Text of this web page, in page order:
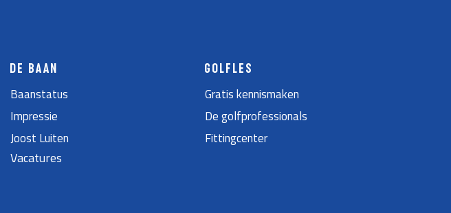
DE BAAN
Baanstatus
Impressie
Joost Luiten
Vacatures
GOLFLES
Gratis kennismaken
De golfprofessionals
Fittingcenter